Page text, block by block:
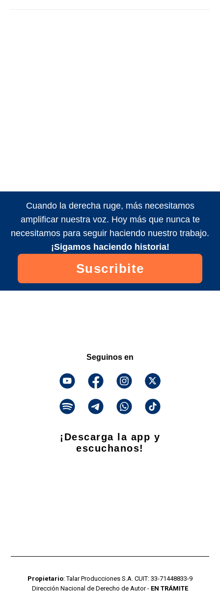
Cuando la derecha ruge, más necesitamos
amplificar nuestra voz. Hoy más que nunca te
necesitamos para seguir haciendo nuestro trabajo.
¡Sigamos haciendo historia!
Suscribite
Seguinos en
¡Descarga la app y
escuchanos!
Propietario: Talar Producciones S.A. CUIT: 33-71448833-9
Dirección Nacional de Derecho de Autor - EN TRÁMITE